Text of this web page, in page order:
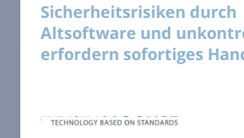
Sicherheitsrisiken durch
Altsoftware und
erfordern sofortiges